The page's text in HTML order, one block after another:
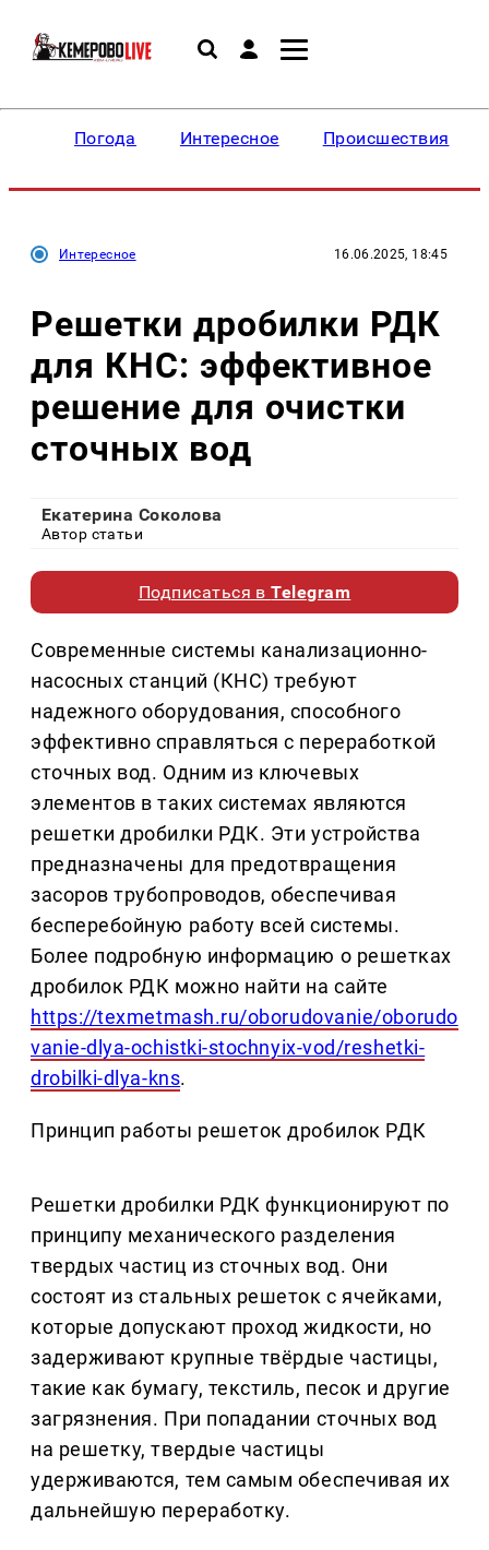
Погода Интересное Происшествия
Интересное 16.06.2025, 18:45
Решетки дробилки РДК
для КНС: эффективное
решение для очистки
сточных вод
Екатерина Соколова
Автор статьи
Подписаться вTelegram
Современные системы канализационно-
насосных станций (КНС) требуют
надежного оборудования, способного
эффективно справляться с переработкой
сточных вод. Одним из ключевых
элементов в таких системах являются
решетки дробилки РДК. Эти устройства
предназначены для предотвращения
засоров трубопроводов, обеспечивая
бесперебойную работу всей системы.
Более подробную информацию о решетках
дробилок РДК можно найти на сайте
https://texmetmash.ru/oborudovanie/oborudo
vanie-dlya-ochistki-stochnyix-vod/reshetki-
drobilki-dlya-kns.
Принцип работы решеток дробилок РДК
Решетки дробилки РДК функционируют по
принципу механического разделения
твердых частиц из сточных вод. Они
состоят из стальных решеток с ячейками,
которые допускают проход жидкости, но
задерживают крупные твёрдые частицы,
такие как бумагу, текстиль, песок и другие
загрязнения. При попадании сточных вод
на решетку, твердые частицы
удерживаются, тем самым обеспечивая их
дальнейшую переработку.